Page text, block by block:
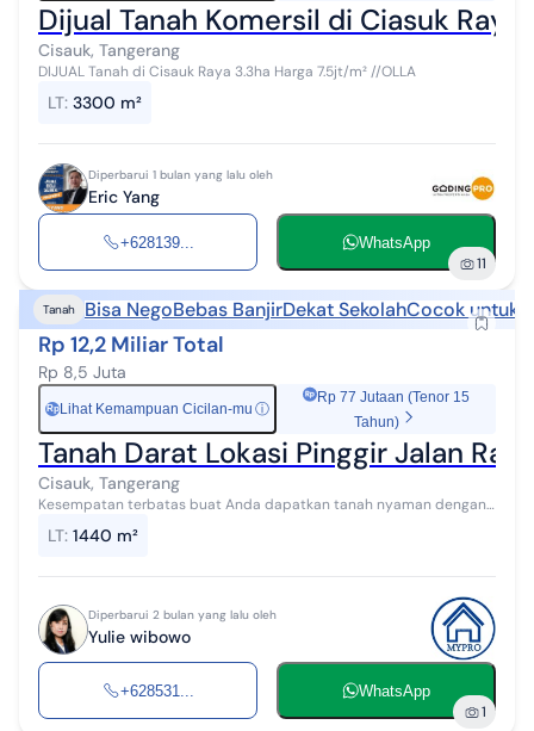
Dijual Tanah Komersil di Ciasuk Raya
Cisauk, Tangerang
DIJUAL Tanah di Cisauk Raya 3.3ha Harga 7.5jt/m² //OLLA
LT: 3300 m²
Diperbarui 1 bulan yang lalu oleh
Eric Yang
+628139... WhatsApp
11
Tanah Bisa NegoBebas BanjirDekat SekolahCocok untuk
Rp 12,2 Miliar Total
Rp 8,5 Juta
Rp Lihat Kemampuan Cicilan-mu ⓘ
Rp 77 Jutaan (Tenor 15
Tahun)
Tanah Darat Lokasi Pinggir Jalan
Cisauk, Tangerang
Kesempatan terbatas buat Anda dapatkan tanah nyaman dengan
lokasi yang strategi...
LT: 1440 m²
Diperbarui 2 bulan yang lalu oleh
Yulie wibowo
+628531... WhatsApp
1